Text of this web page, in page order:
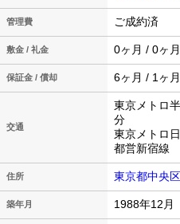
管理費 ご成約済
敷金 / 礼金 0ヶ月 / 0ヶ月
保証金 / 償却 6ヶ月 / 1ヶ月
交通
東京メトロ
分
東京メトロ
都営新宿線
住所 東京都中央
築年月 1988年12月